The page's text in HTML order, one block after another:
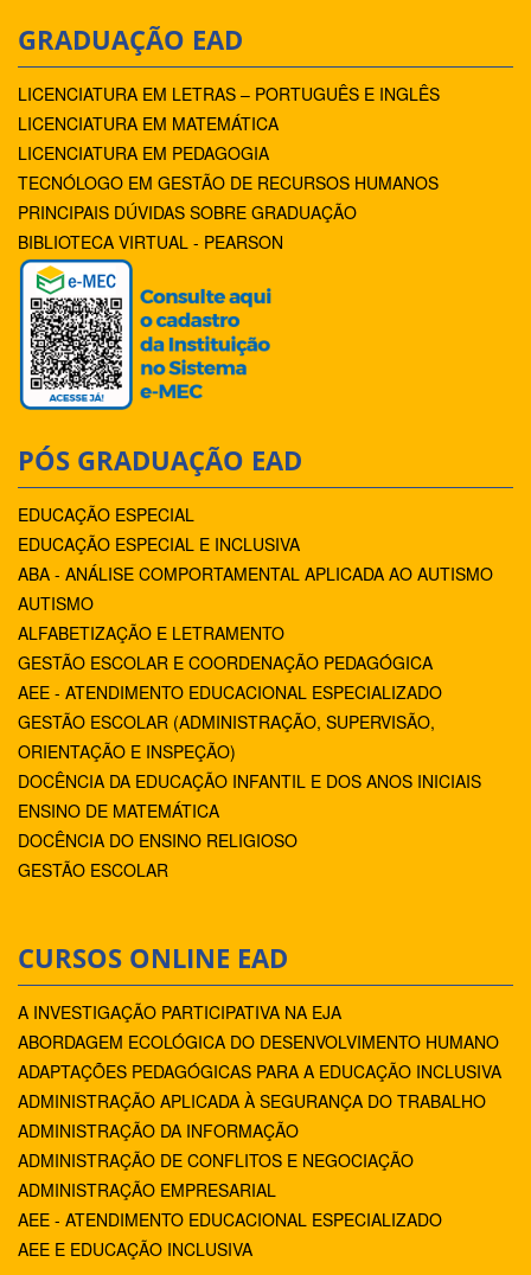
GRADUAÇÃO EAD
LICENCIATURA EM LETRAS – PORTUGUÊS E INGLÊS
LICENCIATURA EM MATEMÁTICA
LICENCIATURA EM PEDAGOGIA
TECNÓLOGO EM GESTÃO DE RECURSOS HUMANOS
PRINCIPAIS DÚVIDAS SOBRE GRADUAÇÃO
BIBLIOTECA VIRTUAL - PEARSON
PÓS GRADUAÇÃO EAD
EDUCAÇÃO ESPECIAL
EDUCAÇÃO ESPECIAL E INCLUSIVA
ABA - ANÁLISE COMPORTAMENTAL APLICADA AO AUTISMO
AUTISMO
ALFABETIZAÇÃO E LETRAMENTO
GESTÃO ESCOLAR E COORDENAÇÃO PEDAGÓGICA
AEE - ATENDIMENTO EDUCACIONAL ESPECIALIZADO
GESTÃO ESCOLAR (ADMINISTRAÇÃO, SUPERVISÃO,
ORIENTAÇÃO E INSPEÇÃO)
DOCÊNCIA DA EDUCAÇÃO INFANTIL E DOS ANOS INICIAIS
ENSINO DE MATEMÁTICA
DOCÊNCIA DO ENSINO RELIGIOSO
GESTÃO ESCOLAR
CURSOS ONLINE EAD
A INVESTIGAÇÃO PARTICIPATIVA NA EJA
ABORDAGEM ECOLÓGICA DO DESENVOLVIMENTO HUMANO
ADAPTAÇÕES PEDAGÓGICAS PARA A EDUCAÇÃO INCLUSIVA
ADMINISTRAÇÃO APLICADA À SEGURANÇA DO TRABALHO
ADMINISTRAÇÃO DA INFORMAÇÃO
ADMINISTRAÇÃO DE CONFLITOS E NEGOCIAÇÃO
ADMINISTRAÇÃO EMPRESARIAL
AEE - ATENDIMENTO EDUCACIONAL ESPECIALIZADO
AEE E EDUCAÇÃO INCLUSIVA